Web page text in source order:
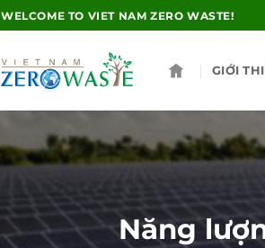
WELCOME TO VIET NAM ZERO WASTE!
GIỚI
Năng